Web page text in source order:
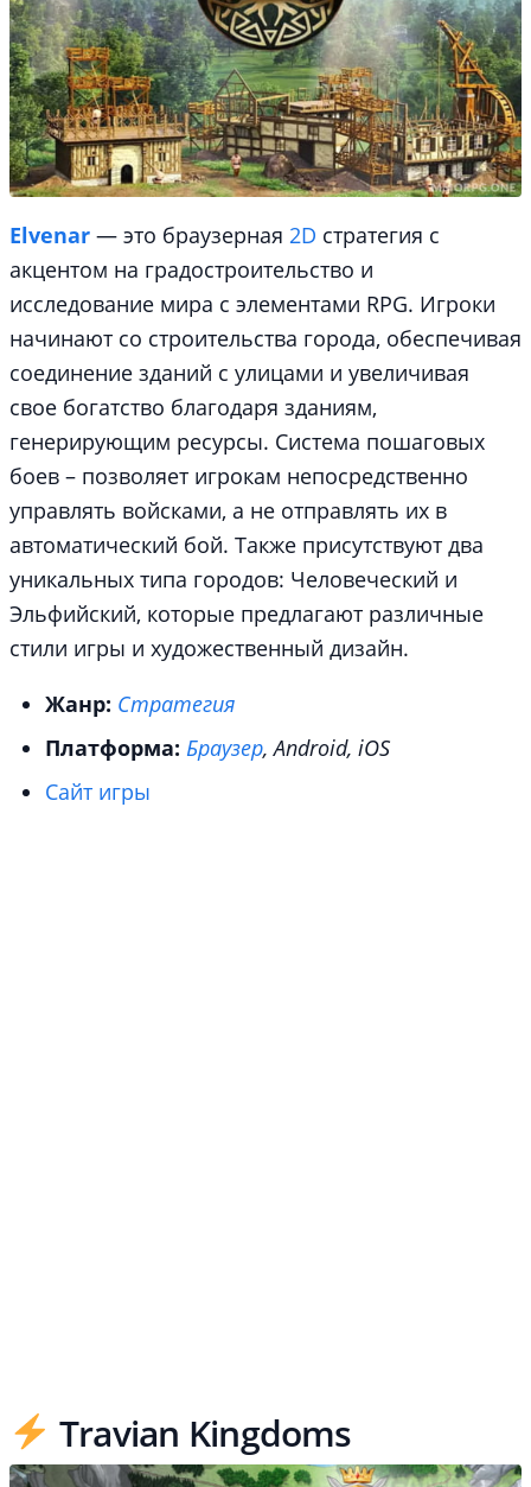
Elvenar — это браузерная 2D стратегия с
акцентом на градостроительство и
исследование мира с элементами RPG. Игроки
начинают со строительства города, обеспечивая
соединение зданий с улицами и увеличивая
свое богатство благодаря зданиям,
генерирующим ресурсы. Система пошаговых
боев – позволяет игрокам непосредственно
управлять войсками, а не отправлять их в
автоматический бой. Также присутствуют два
уникальных типа городов: Человеческий и
Эльфийский, которые предлагают различные
стили игры и художественный дизайн.
Жанр: Стратегия
Платформа: Браузер, Android, iOS
Сайт игры
Travian Kingdoms